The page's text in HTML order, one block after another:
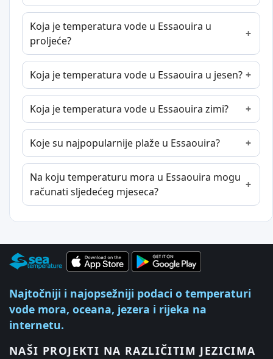
Koja je temperatura vode u Essaouira u
proljeće?
Koja je temperatura vode u Essaouira u jesen?
Koja je temperatura vode u Essaouira zimi?
Koje su najpopularnije plaže u Essaouira?
Na koju temperaturu mora u Essaouira mogu
računati sljedećeg mjeseca?
Najtočniji i najopsežniji podaci o temperaturi
vode mora, oceana, jezera i rijeka na
internetu.
NAŠI PROJEKTI NA RAZLIČITIM JEZICIMA